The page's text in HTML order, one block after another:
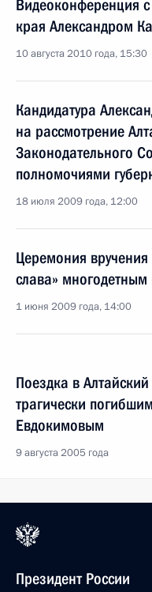
Видеоконференция
края Александром
10 августа 2010 года, 15:30
Кандидатура
на рассмотрение
Законодательного
полномочиями
18 июля 2009 года, 12:00
Церемония вручения
слава» многодетным
1 июня 2009 года, 14:00
Поездка в
трагически
Евдокимовым
9 августа 2005 года
Президент России